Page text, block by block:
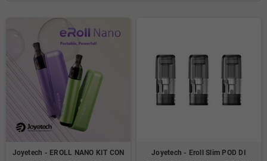
Joyetech - EROLL NANO KIT CON
Joyetech - Eroll Slim POD DI